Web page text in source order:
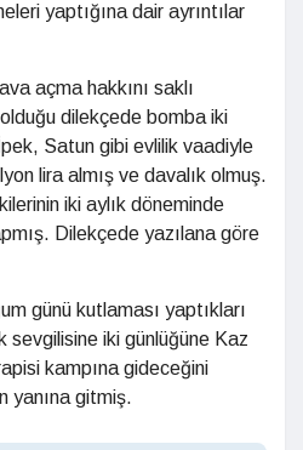
yaptığına dair ayrıntılar
açma hakkını saklı
dilekçede bomba iki
Satun gibi evlilik vaadiyle
lira almış ve davalık olmuş.
iki aylık döneminde
Dilekçede yazılana göre
günü kutlaması yaptıkları
iki günlüğüne Kaz
kampına gideceğini
yanına gitmiş.